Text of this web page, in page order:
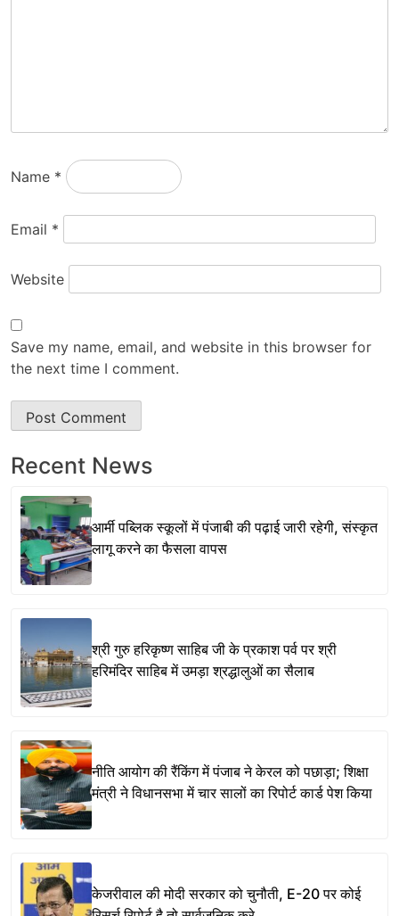
Name *
Email *
Website
Save my name, email, and website in this browser for
the next time I comment.
Recent News
आर्मी पब्लिक स्कूलों में पंजाबी की पढ़ाई जारी रहेगी, संस्कृत
लागू करने का फैसला वापस
श्री गुरु हरिकृष्ण साहिब जी के प्रकाश पर्व पर श्री
हरिमंदिर साहिब में उमड़ा श्रद्धालुओं का सैलाब
नीति आयोग की रैंकिंग में पंजाब ने केरल को पछाड़ा; शिक्षा
मंत्री ने विधानसभा में चार सालों का रिपोर्ट कार्ड पेश किया
केजरीवाल की मोदी सरकार को चुनौती, E-20 पर कोई